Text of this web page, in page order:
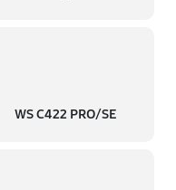
WS C422 PRO/SE